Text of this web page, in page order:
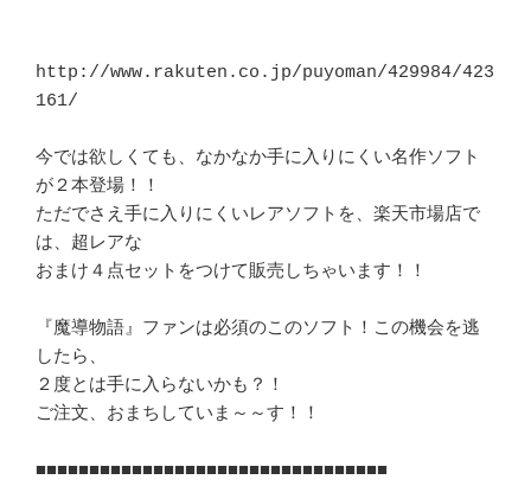
http://www.rakuten.co.jp/puyoman/429984/423
161/
今では欲しくても、なかなか手に入りにくい名作ソフト
が２本登場！！
ただでさえ手に入りにくいレアソフトを、楽天市場店で
は、超レアな
おまけ４点セットをつけて販売しちゃいます！！
『魔導物語』ファンは必須のこのソフト！この機会を逃
したら、
２度とは手に入らないかも？！
ご注文、おまちしていま～～す！！
■■■■■■■■■■■■■■■■■■■■■■■■■■■■■■■■■